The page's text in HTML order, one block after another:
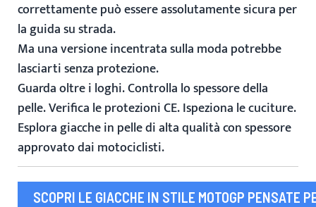
correttamente può essere assolutamente sicura per
la guida su strada.
Ma una versione incentrata sulla moda potrebbe
lasciarti senza protezione.
Guarda oltre i loghi. Controlla lo spessore della
pelle. Verifica le protezioni CE. Ispeziona le cuciture.
Esplora giacche in pelle di alta qualità con spessore
approvato dai motociclisti.
SCOPRI LE GIACCHE IN STILE MOTOGP PENSATE